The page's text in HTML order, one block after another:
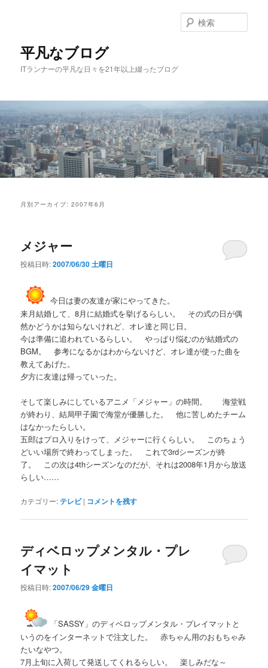
移
動
動
平凡なブログ
ITランナーの平凡な日々を21年以上綴ったブログ
索
月別アーカイブ:2007年6月
メジャー
投稿日時:2007/06/30 土曜日
今日は妻の友達が家にやってきた。
来月結婚して、8月に結婚式を挙げるらしい。 その式の日が偶
然かどうかは知らないけれど、オレ達と同じ日。
今は準備に追われているらしい。 やっぱり悩むのが結婚式の
BGM。 参考になるかはわからないけど、オレ達が使った曲を
教えてあげた。
夕方に友達は帰っていった。
そして楽しみにしているアニメ「メジャー」の時間。 海堂戦
が終わり、結局甲子園で海堂が優勝した。 他に苦しめたチーム
はなかったらしい。
五郎はプロ入りをけって、メジャーに行くらしい。 このちょう
どいい場所で終わってしまった。 これで3rdシーズンが終
了。 この次は4thシーズンなのだが、それは2008年1月から放送
らしい……
カテゴリー:テレビ | コメントを残す
ディベロップメンタル・プレ
イマット
投稿日時:2007/06/29 金曜日
「SASSY」のディベロップメンタル・プレイマットと
いうのをインターネットで注文した。 赤ちゃん用のおもちゃみ
たいなやつ。
7月上旬に入荷して発送してくれるらしい。 楽しみだな～